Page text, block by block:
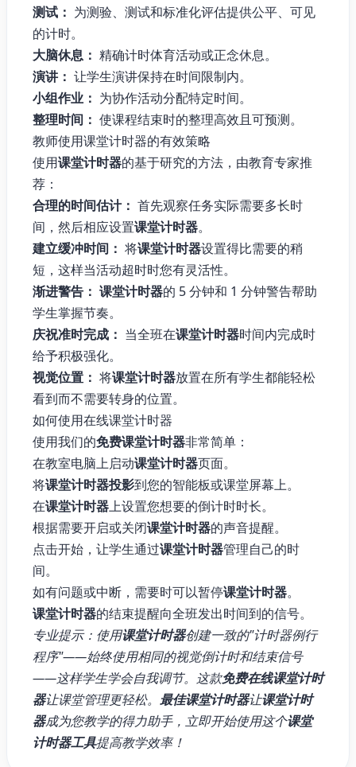
测试： 为测验、测试和标准化评估提供公平、可见
的计时。
大脑休息： 精确计时体育活动或正念休息。
演讲： 让学生演讲保持在时间限制内。
小组作业： 为协作活动分配特定时间。
整理时间： 使课程结束时的整理高效且可预测。
教师使用课堂计时器的有效策略
使用课堂计时器的基于研究的方法，由教育专家推
荐：
合理的时间估计： 首先观察任务实际需要多长时
间，然后相应设置课堂计时器。
建立缓冲时间： 将课堂计时器设置得比需要的稍
短，这样当活动超时时您有灵活性。
渐进警告： 课堂计时器的 5 分钟和 1 分钟警告帮助
学生掌握节奏。
庆祝准时完成： 当全班在课堂计时器时间内完成时
给予积极强化。
视觉位置： 将课堂计时器放置在所有学生都能轻松
看到而不需要转身的位置。
如何使用在线课堂计时器
使用我们的免费课堂计时器非常简单：
在教室电脑上启动课堂计时器页面。
将课堂计时器投影到您的智能板或课堂屏幕上。
在课堂计时器上设置您想要的倒计时时长。
根据需要开启或关闭课堂计时器的声音提醒。
点击开始，让学生通过课堂计时器管理自己的时
间。
如有问题或中断，需要时可以暂停课堂计时器。
课堂计时器的结束提醒向全班发出时间到的信号。
专业提示：使用课堂计时器创建一致的"计时器例行
程序"——始终使用相同的视觉倒计时和结束信号
——这样学生学会自我调节。这款免费在线课堂计时
器让课堂管理更轻松。 最佳课堂计时器让课堂计时
器成为您教学的得力助手，立即开始使用这个课堂
计时器工具提高教学效率！